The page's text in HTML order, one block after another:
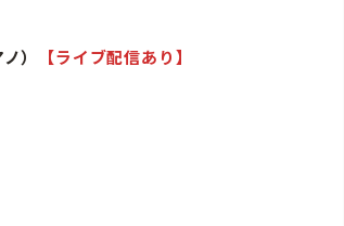
）
【ライブ配信あり】